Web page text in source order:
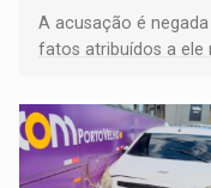
A acusação é
fatos atribuídos a ele